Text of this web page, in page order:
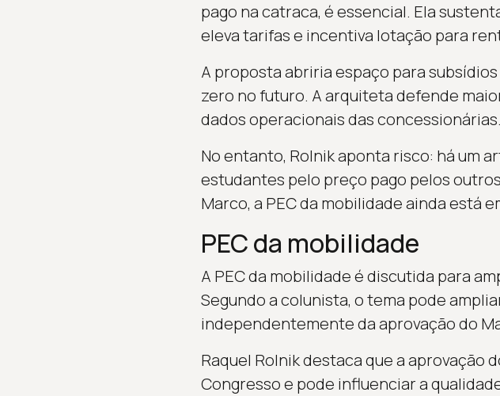
pago na catraca, é essencial. Ela
eleva tarifas e incentiva lotação para
A proposta abriria espaço para
zero no futuro. A arquiteta defende
dados operacionais das concessionárias.
No entanto, Rolnik aponta risco: há um
estudantes pelo preço pago pelos
Marco, a PEC da mobilidade ainda está
PEC da mobilidade
A PEC da mobilidade é discutida para
Segundo a colunista, o tema pode
independentemente da aprovação do
Raquel Rolnik destaca que a aprovação
Congresso e pode influenciar a